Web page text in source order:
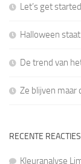
Let’s get
Halloween
De trend van
Ze blijven maar
RECENTE REACTIES
Kleuranalyse